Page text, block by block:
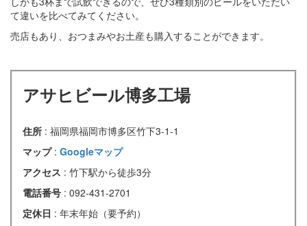
て違いを比べてみてください。
売店もあり、おつまみやお土産も購入することができます。
アサヒビール博多工場
住所 : 福岡県福岡市博多区竹下3-1-1
マップ : Googleマップ
アクセス : 竹下駅から徒歩3分
電話番号 : 092-431-2701
定休日 : 年末年始（要予約）